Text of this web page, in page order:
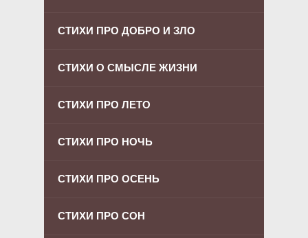
СТИХИ ПРО ДОБРО И ЗЛО
СТИХИ О СМЫСЛЕ ЖИЗНИ
СТИХИ ПРО ЛЕТО
СТИХИ ПРО НОЧЬ
СТИХИ ПРО ОСЕНЬ
СТИХИ ПРО СОН